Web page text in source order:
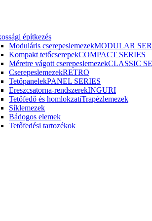
építkezés
Moduláris cserepeslemezekMODULAR
Kompakt tetőcserepekCOMPACT SERIES
Méretre vágott cserepeslemezekCLASSIC
CserepeslemezekRETRO
TetőpanelekPANEL SERIES
Ereszcsatorna-rendszerekINGURI
Tetőfedő és homlokzatiTrapézlemezek
Síklemezek
Bádogos elemek
Tetőfedési tartozékok